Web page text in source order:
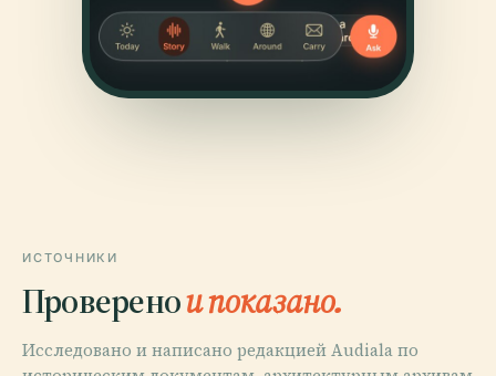
ИСТОЧНИКИ
Проверенои показано.
Исследовано и написано редакцией Audiala по